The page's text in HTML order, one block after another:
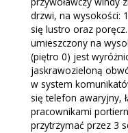
drzwi, na wysokości:
się lustro oraz
umieszczony na
(piętro 0) jest
jaskrawozieloną
w system
się telefon awaryjny,
pracownikami
przytrzymać przez 3